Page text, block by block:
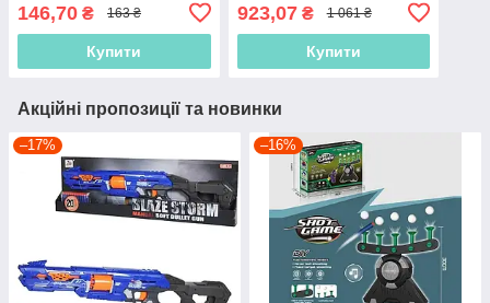
146,70 ₴ 163 ₴
Купити
довжина 60 см
923,07₴ 1 061 ₴
Купити
Акційні пропозиції та новинки
–17% –16%